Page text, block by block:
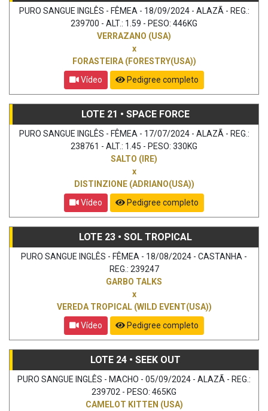
PURO SANGUE INGLÊS - FÊMEA - 18/09/2024 - ALAZÃ - REG.:
239700 - ALT.: 1.59 - PESO: 446KG
VERRAZANO (USA)
x
FORASTEIRA (FORESTRY(USA))
Vídeo
Pedigree completo
LOTE 21 • SPACE FORCE
PURO SANGUE INGLÊS - FÊMEA - 17/07/2024 - ALAZÃ - REG.:
238761 - ALT.: 1.45 - PESO: 330KG
SALTO (IRE)
x
DISTINZIONE (ADRIANO(USA))
Vídeo
Pedigree completo
LOTE 23 • SOL TROPICAL
PURO SANGUE INGLÊS - FÊMEA - 18/08/2024 - CASTANHA -
REG.: 239247
GARBO TALKS
x
VEREDA TROPICAL (WILD EVENT(USA))
Vídeo
Pedigree completo
LOTE 24 • SEEK OUT
PURO SANGUE INGLÊS - MACHO - 05/09/2024 - ALAZÃ - REG.:
239702 - PESO: 465KG
CAMELOT KITTEN (USA)